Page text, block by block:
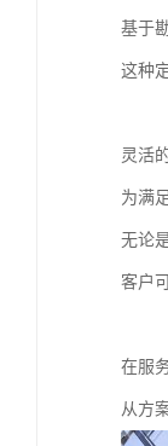
基于
这种
灵活
为满
无论
客户
在服
从方